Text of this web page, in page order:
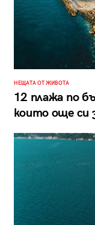
НЕЩАТА ОТ ЖИВОТА
12 плажа по
които още си